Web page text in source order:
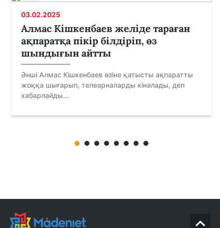
03.02.2025
Алмас Кішкенбаев желіде тараған
ақпаратқа пікір білдіріп, өз
шындығын айтты
Әнші Алмас Кішкенбаев өзіне қатысты ақпаратты
жоққа шығарып, телеарналарды кінәлады, деп
хабарлайды...